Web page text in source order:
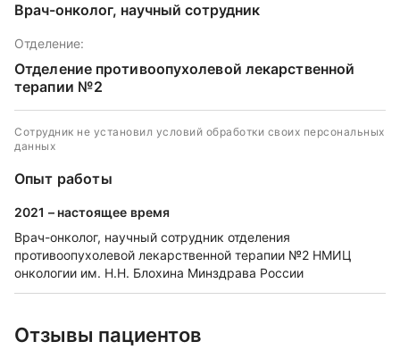
Врач-онколог, научный сотрудник
Отделение:
Отделение противоопухолевой лекарственной
терапии №2
Сотрудник не установил условий обработки своих персональных
данных
Опыт работы
2021 – настоящее время
Врач-онколог, научный сотрудник отделения
противоопухолевой лекарственной терапии №2 НМИЦ
онкологии им. Н.Н. Блохина Минздрава России
Отзывы пациентов